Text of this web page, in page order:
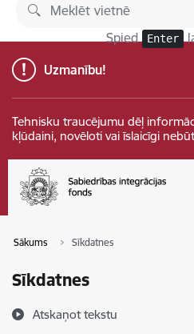
Pāriet uz lapas saturu
Spied Enter
Uzmanību!
Tehnisku traucējumu dēļ
kļūdaini, novēloti vai īslaicīgi
Sākums Sīkdatnes
Sīkdatnes
Atskaņot tekstu